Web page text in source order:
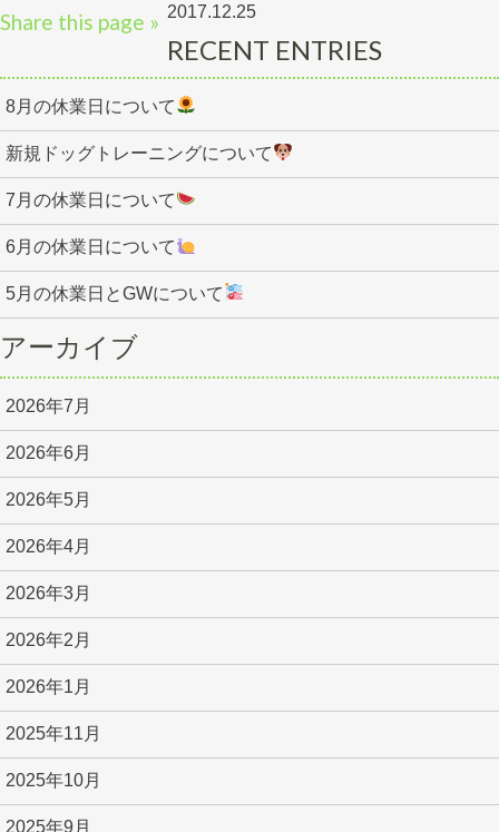
Share this page » 2017.12.25
RECENT ENTRIES
8月の休業日について
新規ドッグトレーニングについて
7月の休業日について
6月の休業日について
5月の休業日とGWについて
アーカイブ
2026年7月
2026年6月
2026年5月
2026年4月
2026年3月
2026年2月
2026年1月
2025年11月
2025年10月
2025年9月